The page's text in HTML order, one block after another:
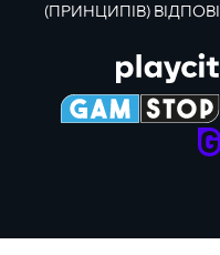
(ПРИНЦИПІВ)